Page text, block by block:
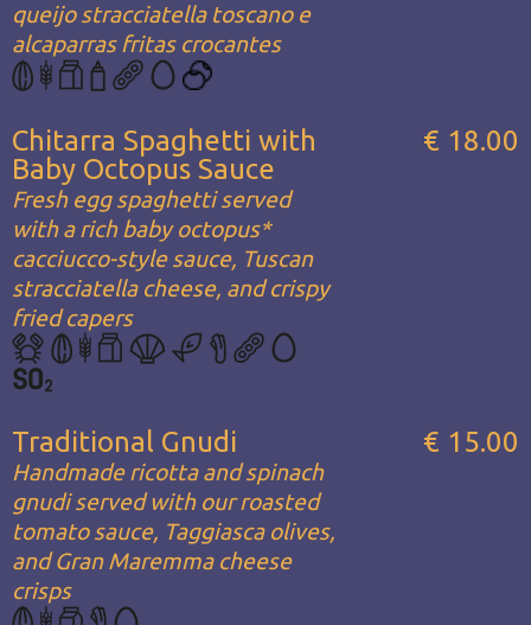
queijo stracciatella toscano e
alcaparras fritas crocantes
Chitarra Spaghetti with
Baby Octopus Sauce
Fresh egg spaghetti served
with a rich baby octopus*
cacciucco-style sauce, Tuscan
stracciatella cheese, and crispy
fried capers
€ 18.00
Traditional Gnudi
Handmade ricotta and spinach
gnudi served with our roasted
tomato sauce, Taggiasca olives,
and Gran Maremma cheese
crisps
€ 15.00